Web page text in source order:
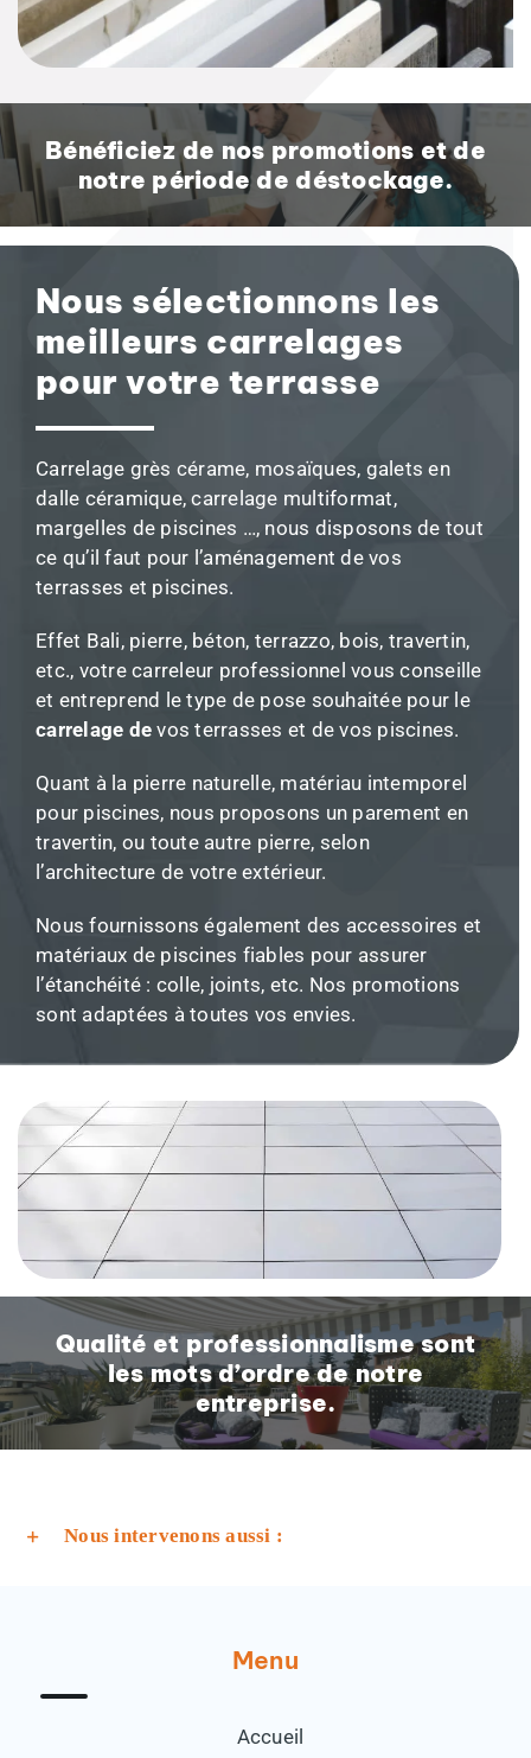
Bénéficiez de nos promotions et de
notre période de déstockage.
Nous sélectionnons les
meilleurs carrelages
pour votre terrasse
Carrelage grès cérame, mosaïques, galets en
dalle céramique, carrelage multiformat,
margelles de piscines …, nous disposons de tout
ce qu’il faut pour l’aménagement de vos
terrasses et piscines.
Effet Bali, pierre, béton, terrazzo, bois, travertin,
etc., votre carreleur professionnel vous conseille
et entreprend le type de pose souhaitée pour le
carrelage de vos terrasses et de vos piscines.
Quant à la pierre naturelle, matériau intemporel
pour piscines, nous proposons un parement en
travertin, ou toute autre pierre, selon
l’architecture de votre extérieur.
Nous fournissons également des accessoires et
matériaux de piscines fiables pour assurer
l’étanchéité : colle, joints, etc. Nos promotions
sont adaptées à toutes vos envies.
Qualité et professionnalisme sont
les mots d’ordre de notre
entreprise.
Nous intervenons aussi :
Menu
Accueil